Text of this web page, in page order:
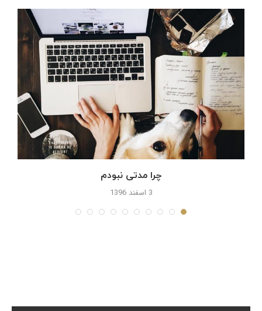
چرا مدتی نبودم
3 اسفند 1396